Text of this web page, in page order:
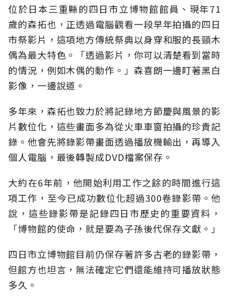
位於日本三重縣的四日市立博物館館員、現年71
歲的森拓也，正透過電腦觀看一段早年拍攝的四日
市祭影片，這項地方傳統祭典以身穿和服的長頸木
偶為最大特色。「透過影片，你可以清楚看到當時
的情況，例如木偶的動作。」森喜朗一邊盯著黑白
影像，一邊說道。
多年來，森拓也致力於將記錄地方節慶與風景的影
片數位化，這些畫面多為從火車車窗拍攝的珍貴記
錄。他會先將錄影帶畫面透過播放機輸出，再導入
個人電腦，最後轉製成DVD檔案保存。
大約在6年前，他開始利用工作之餘的時間進行這
項工作，至今已成功數位化超過300卷錄影帶。他
說，這些錄影帶是記錄四日市歷史的重要資料，
「博物館的使命，就是要為子孫後代保存文獻。」
四日市立博物館目前仍保存著許多古老的錄影帶，
但館方也坦言，無法確定它們還能維持可播放狀態
多久。